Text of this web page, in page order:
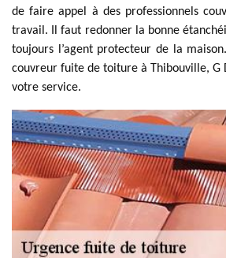
de faire appel à des professionnels
travail. Il faut redonner la bonne
toujours l’agent protecteur de la
couvreur fuite de toiture à Thibouville, G
votre service.